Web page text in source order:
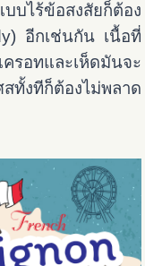
บไร้ข้อสงสัยก็ต้อง
อีกเช่นกัน เนื้อที่
อทและเห็ดมันจะ
ทั้งทีก็ต้องไม่พลาด